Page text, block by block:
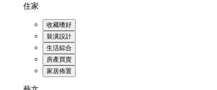
住家
收藏嗜好
裝潢設計
生活綜合
房產買賣
家居佈置